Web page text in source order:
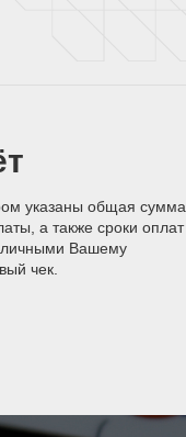
указаны общая сумма
а также сроки оплат
Вашему
чек.